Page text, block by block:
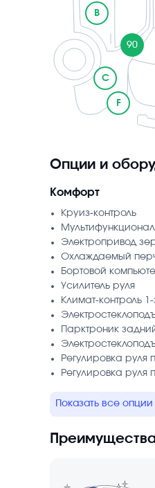
B
90
C
F
Опции и
Комфорт
Круиз-контроль
Электропривод
Охлаждаемый
Бортовой
Усилитель руля
Климат-контроль
Парктроник
Регулировка руля
Регулировка руля
Показать все опции